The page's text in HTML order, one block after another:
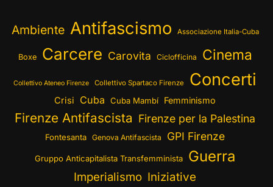
Ambiente Antifascismo Associazione Italia-Cuba
Boxe Carcere Carovita Ciclofficina Cinema
Collettivo Ateneo Firenze Collettivo Spartaco Firenze Concerti
Crisi Cuba Cuba Mambí Femminismo
Firenze Antifascista Firenze per la Palestina
Fontesanta Genova Antifascista GPI Firenze
Gruppo Anticapitalista Transfemminista Guerra
Imperialismo Iniziative